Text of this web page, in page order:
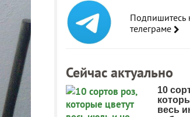
Подпишитесь
телеграме
Сейчас актуально
10
весь